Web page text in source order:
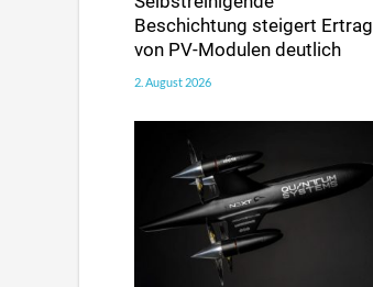
Beschichtung steigert Ertrag
von PV-Modulen deutlich
2. August 2026